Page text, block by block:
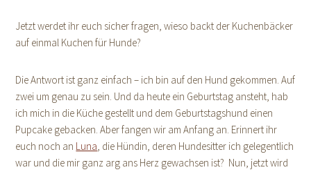
Jetzt werdet ihr euch sicher fragen, wieso backt der Kuchenbäcker
auf einmal Kuchen für Hunde?
Die Antwort ist ganz einfach – ich bin auf den Hund gekommen. Auf
zwei um genau zu sein. Und da heute ein Geburtstag ansteht, hab
ich mich in die Küche gestellt und dem Geburtstagshund einen
Pupcake gebacken. Aber fangen wir am Anfang an. Erinnert ihr
euch noch an Luna, die Hündin, deren Hundesitter ich gelegentlich
war und die mir ganz arg ans Herz gewachsen ist? Nun, jetzt wird